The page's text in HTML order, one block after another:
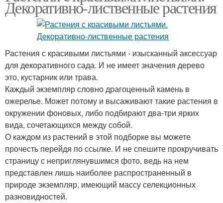
Декоративно-лиственные растения
Растения с красивыми листьями - изысканный аксессуар
для декоративного сада. И не имеет значения дерево
это, кустарник или трава.
Каждый экземпляр словно драгоценный камень в
ожерелье. Может потому и высаживают такие растения в
окружении фоновых, либо подбирают два-три ярких
вида, сочетающихся между собой.
О каждом из растений в этой подборке вы можете
прочесть перейдя по ссылке. И не спешите прокручивать
страницу с неприглянувшимся фото, ведь на нем
представлен лишь наиболее распространенный в
природе экземпляр, имеющий массу селекционных
разновидностей.